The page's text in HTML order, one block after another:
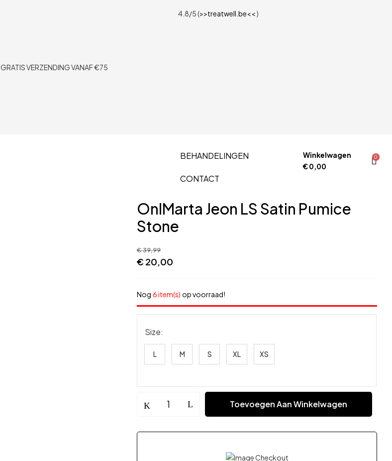
GRATIS VERZENDING VANAF €75
4.8/5 (>>treatwell.be<<)
BEHANDELINGEN
CONTACT
Winkelwagen
€0,00
0
OnlMarta Jeon LS Satin Pumice
Stone
€39,99
€ 20,00
Nog 6 item(s) op voorraad!
Size
L M S XL XS
Toevoegen Aan Winkelwagen